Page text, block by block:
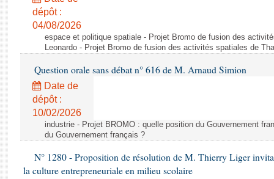
dépôt :
04/08/2026
espace et politique spatiale - Projet Bromo de fusion des
Leonardo - Projet Bromo de fusion des activités spatiales de
Question orale sans débat n° 616 de M. Arnaud Simion
Date de
dépôt :
10/02/2026
industrie - Projet BROMO : quelle position du Gouvernement
du Gouvernement français ?
N° 1280 - Proposition de résolution de M. Thierry Liger
la culture entrepreneuriale en milieu scolaire